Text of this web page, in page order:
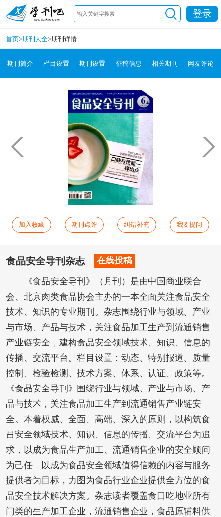
登录
首页>期刊大全>期刊详情
期刊简介 栏目设置 期刊设置 征稿信息 相关期刊 网友评论
加入收藏 期刊点评 纠错补充 我要提问
食品安全导刊杂志 在线投稿
《食品安全导刊》（月刊）是由中国商业联合
会、北京肉类食品协会主办的一本全面关注食品安全
技术、知识的专业期刊。杂志围绕行业与领域、产业
与市场、产品与技术，关注食品加工生产到流通销售
产业链安全，建构食品安全领域技术、知识、信息的
传播、交流平台。栏目设置：动态、特别报道、质量
控制、检验检测、技术方案、体系、认证、政策等。
《食品安全导刊》围绕行业与领域、产业与市场、产
品与技术，关注食品加工生产到流通销售产业链安
全。本着权威、全面、高端、深入的原则，以构筑食
吕安全领域技术、知识、信息的传播、交流平台为追
求，以成为食品生产加工、流通销售企业的安全顾问
为己任，以成为食品安全领域值得信赖的内容与服务
提供者为目标，力图为食品行业企业提供全方位的食
品安全技术解决方案。杂志读者覆盖食口吃地业所有
门类的生产加工企业，流通销售企业，食品原辅料供